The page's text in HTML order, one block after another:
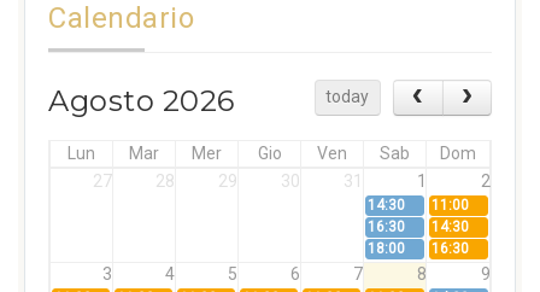
Calendario
Agosto 2026 today
Lun Mar Mer Gio Ven Sab
Dom
27
28 29 30 31 1 2
14:30
11:00
16:30
14:30
18:00
16:30
3 4 5 6 7 8 9